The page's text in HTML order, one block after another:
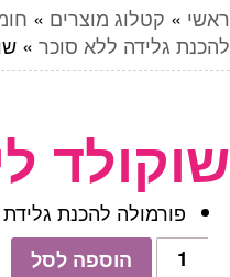
ראשי » קטלוג מוצרים »
להכנת גלידה ללא סוכר »
שוקולד
פורמולה להכנת
כמות
הוספה לסל